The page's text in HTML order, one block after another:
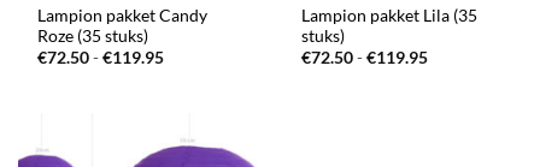
Lampion pakket Candy
Roze (35 stuks)
€72.50-€119.95Prijsklasse:
Lampion pakket Lila (35
stuks)
€72.50-€119.95Prijsklasse: